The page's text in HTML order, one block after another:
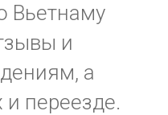
Вьетнаму
и
а
переезде.